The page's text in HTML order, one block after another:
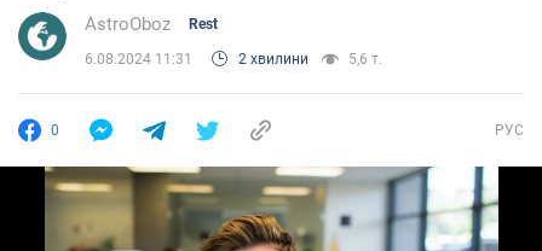
AstroOboz Rest
6.08.2024 11:31 2 хвилини 5,6 т.
0 РУС